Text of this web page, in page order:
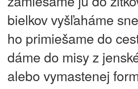
bielkov vyšľaháme
ho primiešame do
dáme do misy z
alebo vymastenej